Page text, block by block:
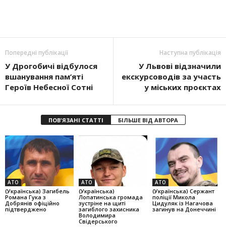
Попередні публікації
У Дрогобичі відбулося
вшанування пам’яті
Героїв Небесної Сотні
Наступна публікація
У Львові відзначили
екскурсоводів за участь
у міських проєктах
ПОВ'ЯЗАНІ СТАТТІ БІЛЬШЕ ВІД АВТОРА
АТО
(Українська) Загибель
Романа Гука з
Добрянів офіційно
підтверджено
АТО
(Українська)
Лопатинська громада
зустріне на щиті
загиблого захисника
Володимира
Свідерського
АТО
(Українська) Сержант
поліції Микола
Цидуляк із Нагачова
загинув на Донеччині